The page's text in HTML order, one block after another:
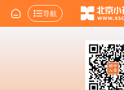
导航